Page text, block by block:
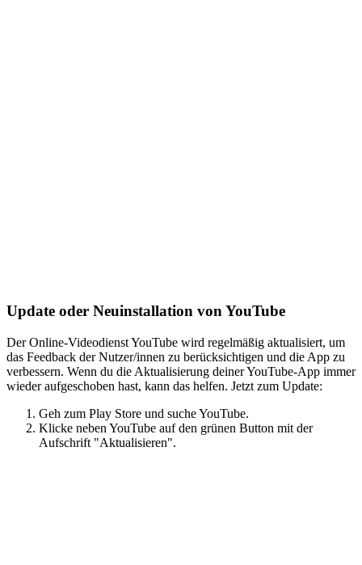
Update oder Neuinstallation von YouTube
Der Online-Videodienst YouTube wird regelmäßig aktualisiert, um
das Feedback der Nutzer/innen zu berücksichtigen und die App zu
verbessern. Wenn du die Aktualisierung deiner YouTube-App immer
wieder aufgeschoben hast, kann das helfen. Jetzt zum Update:
Geh zum Play Store und suche YouTube.
Klicke neben YouTube auf den grünen Button mit der
Aufschrift "Aktualisieren".